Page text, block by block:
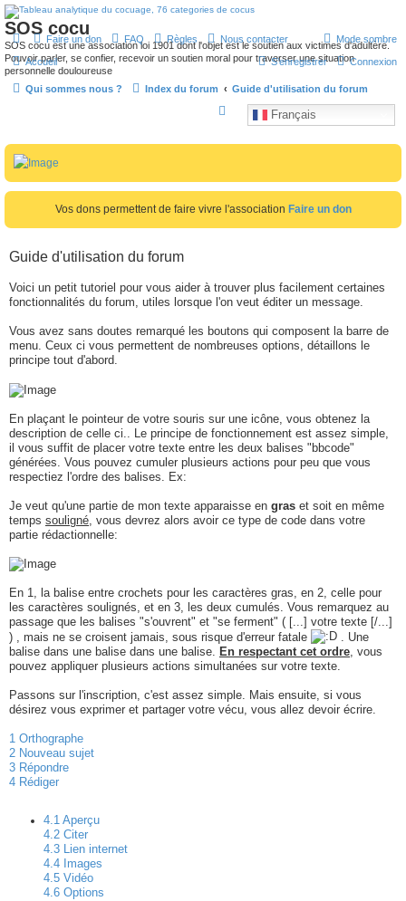
SOS cocu
SOS cocu est une association loi 1901 dont l'objet est le soutien aux victimes d'adultère.
Pouvoir parler, se confier, recevoir un soutien moral pour traverser une situation
personnelle douloureuse
Mode sombre
Faire un don FAQ Règles Nous contacter
Accueil Connexion
S’enregistrer
Qui sommes nous ? Index du forum Guide d'utilisation du forum
Français
e
r
Vos dons permettent de faire vivre l'association Faire un don
Guide d'utilisation du forum
Voici un petit tutoriel pour vous aider à trouver plus facilement certaines
fonctionnalités du forum, utiles lorsque l'on veut éditer un message.
Vous avez sans doutes remarqué les boutons qui composent la barre de
menu. Ceux ci vous permettent de nombreuses options, détaillons le
principe tout d'abord.
En plaçant le pointeur de votre souris sur une icône, vous obtenez la
description de celle ci.. Le principe de fonctionnement est assez simple,
il vous suffit de placer votre texte entre les deux balises "bbcode"
générées. Vous pouvez cumuler plusieurs actions pour peu que vous
respectiez l'ordre des balises. Ex:
Je veut qu'une partie de mon texte apparaisse en gras et soit en même
temps souligné , vous devrez alors avoir ce type de code dans votre
partie rédactionnelle:
En 1, la balise entre crochets pour les caractères gras, en 2, celle pour
les caractères soulignés, et en 3, les deux cumulés. Vous remarquez au
passage que les balises "s'ouvrent" et "se ferment" ( [...] votre texte [/...]
) , mais ne se croisent jamais, sous risque d'erreur fatale
. Une
balise dans une balise dans une balise. En respectant cet ordre, vous
pouvez appliquer plusieurs actions simultanées sur votre texte.
Passons sur l'inscription, c'est assez simple. Mais ensuite, si vous
désirez vous exprimer et partager votre vécu, vous allez devoir écrire.
1 Orthographe
2 Nouveau sujet
3 Répondre
4 Rédiger
4.1 Aperçu
4.2 Citer
4.3 Lien internet
4.4 Images
4.5 Vidéo
4.6 Options